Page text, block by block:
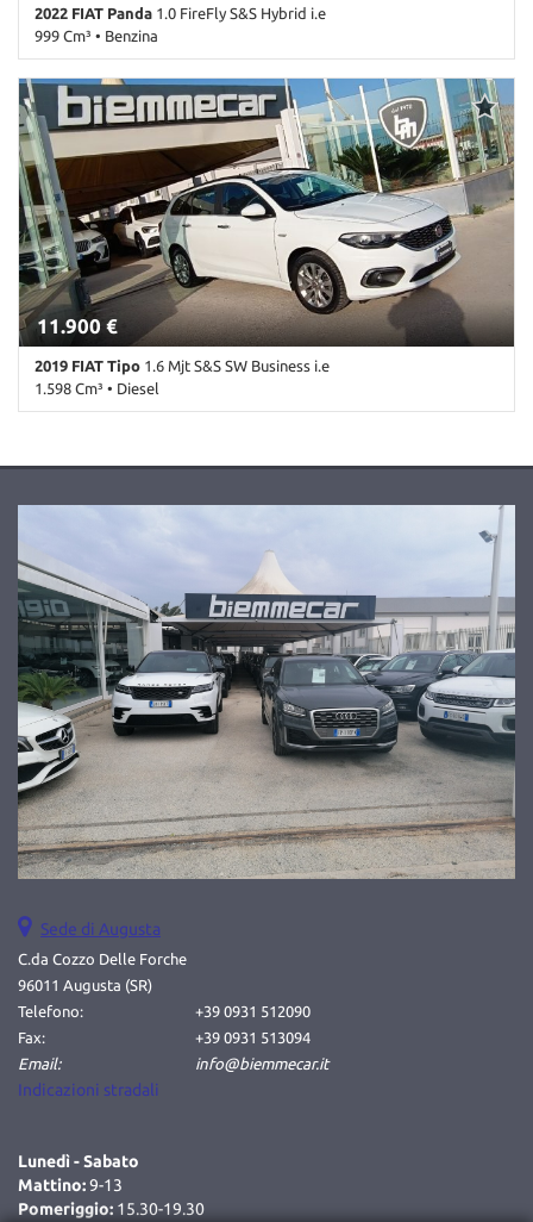
2022 FIAT Panda 1.0 FireFly S&S Hybrid i.e
999 Cm³ • Benzina
69.000 Km • Cambio Manuale (6) • Antracite pastello • 5 Porte •
ABS • Airbag • Airbag Passeggero • Airbag testa • Alzacristalli
elettrici • Antifurto • Autoradio • Autoradio digitale • Bluetooth •
Boardcomputer • Chiusura centralizzata • Climatizzatore •
Controllo trazione • ESP • Immobilizzatore elettronico • Isofix •
Lettore CD • MP3 • Servosterzo • Start/Stop Automatico • USB
11.900 €
2019 FIAT Tipo 1.6 Mjt S&S SW Business i.e
1.598 Cm³ • Diesel
Passeggero • Airbag testa • Alzacristalli elettrici • Antifurto •
Immobilizzatore elettronico • Isofix • Luci diurne • MP3 • Sensori di
parcheggio posteriori • Servosterzo • Navigatore satellitare •
Specchietti laterali elettrici • USB • Volante multifunzione
Sede di Augusta
C.da Cozzo Delle Forche
96011 Augusta (SR)
Telefono:
+39 0931 512090
Fax:
+39 0931 513094
Email:
info@biemmecar.it
Indicazioni stradali
Lunedì - Sabato
Mattino:9-13
Pomeriggio: 15.30-19.30